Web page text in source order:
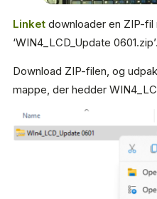
Linket downloader en ZIP-fil
‘WIN4_LCD_Update 0601.zip’.
Download ZIP-filen, og
mappe, der hedder